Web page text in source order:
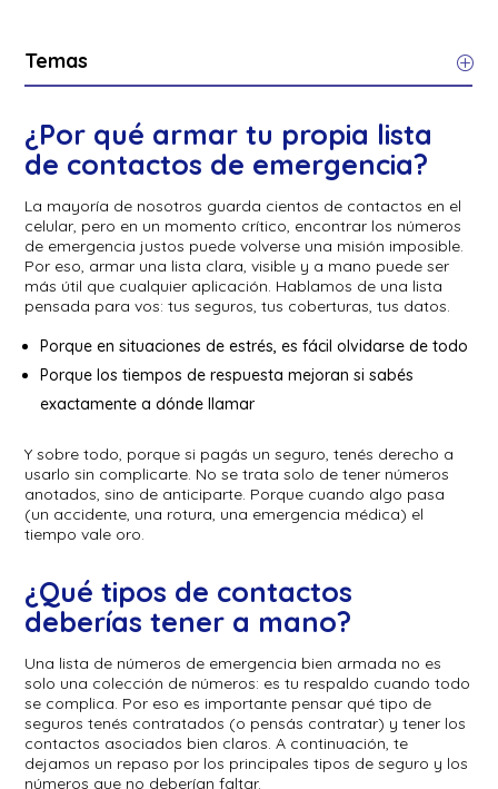
Temas
¿Por qué armar tu propia lista
de contactos de emergencia?
La mayoría de nosotros guarda cientos de contactos en el
celular, pero en un momento crítico, encontrar los números
de emergencia justos puede volverse una misión imposible.
Por eso, armar una lista clara, visible y a mano puede ser
más útil que cualquier aplicación. Hablamos de una lista
pensada para vos: tus seguros, tus coberturas, tus datos.
Porque en situaciones de estrés, es fácil olvidarse de todo
Porque los tiempos de respuesta mejoran si sabés
exactamente a dónde llamar
Y sobre todo, porque si pagás un seguro, tenés derecho a
usarlo sin complicarte. No se trata solo de tener números
anotados, sino de anticiparte. Porque cuando algo pasa
(un accidente, una rotura, una emergencia médica) el
tiempo vale oro.
¿Qué tipos de contactos
deberías tener a mano?
Una lista de números de emergencia bien armada no es
solo una colección de números: es tu respaldo cuando todo
se complica. Por eso es importante pensar qué tipo de
seguros tenés contratados (o pensás contratar) y tener los
contactos asociados bien claros. A continuación, te
dejamos un repaso por los principales tipos de seguro y los
números que no deberían faltar.